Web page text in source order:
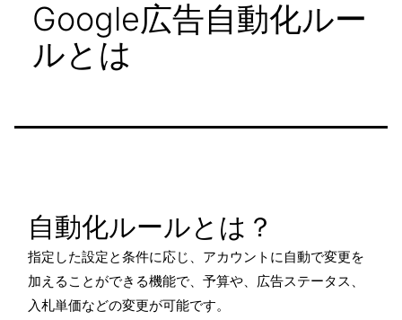
Google広告自動化ルー
ルとは
自動化ルールとは？
指定した設定と条件に応じ、アカウントに自動で変更を
加えることができる機能で、予算や、広告ステータス、
入札単価などの変更が可能です。